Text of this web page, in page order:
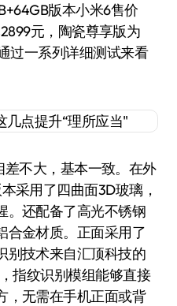
版本小米6售价
元，陶瓷尊享版为
过一系列详细测试来看
不大，基本一致。在外
采用了四曲面3D玻璃，
。还配备了高光不锈钢
合金材质。正面采用了
别技术来自汇顶科技的
指纹识别模组能够直接
，无需在手机正面或背